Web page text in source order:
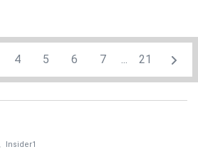
4 5 6 7 ... 21
Insider1